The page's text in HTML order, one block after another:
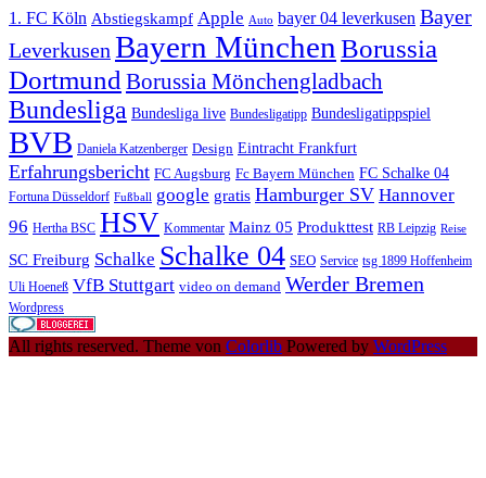
1. FC Köln Abstiegskampf Apple Auto bayer 04 leverkusen Bayer
Leverkusen Bayern München Borussia
Dortmund Borussia Mönchengladbach
Bundesliga Bundesliga live Bundesligatipp Bundesligatippspiel
BVB Daniela Katzenberger Design Eintracht Frankfurt
Erfahrungsbericht FC Augsburg Fc Bayern München FC Schalke 04
Fortuna Düsseldorf Fußball google gratis Hamburger SV Hannover
96 Hertha BSC HSV Kommentar Mainz 05 Produkttest RB Leipzig Reise
SC Freiburg Schalke Schalke 04 SEO Service tsg 1899 Hoffenheim
Uli Hoeneß VfB Stuttgart video on demand Werder Bremen
Wordpress
All rights reserved. Theme von Colorlib Powered by WordPress